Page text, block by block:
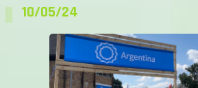
10/05/24